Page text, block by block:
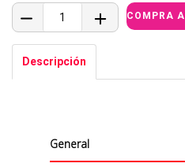
Descripción
General